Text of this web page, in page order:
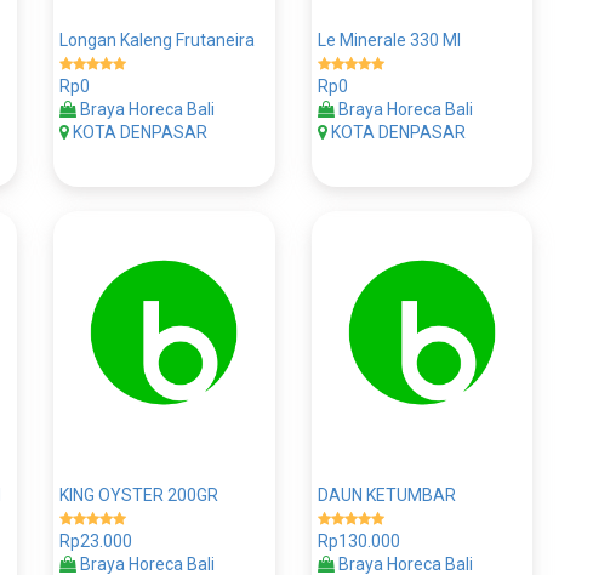
Longan Kaleng Frutaneira
Rp0
Braya Horeca Bali
KOTA DENPASAR
Le Minerale 330 Ml
Rp0
Braya Horeca Bali
KOTA DENPASAR
KING OYSTER 200GR
Rp23.000
Braya Horeca Bali
DAUN KETUMBAR
Rp130.000
Braya Horeca Bali